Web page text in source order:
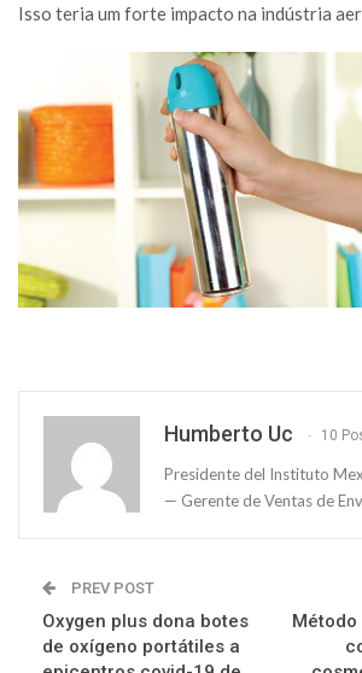
Isso teria um forte impacto na indústria
Humberto Uc 10
Presidente del Instituto
— Gerente de Ventas de
PREV POST
Oxygen plus dona botes
de oxígeno portátiles a
Método